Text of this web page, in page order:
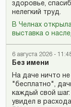
здоровье,
нелегкий труд.
В Челнах
выставка о
6 августа 2026 -
Без имени
На даче ничто
"бесплатно",
каждый свой шаг.
увидел в